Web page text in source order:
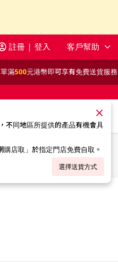
註冊 | 登入 客戶幫助
滿500元港幣即可享有免費送貨服務
不同地區所提供的產品有機會具
店取」於指定門店免費自取。
選擇送貨方式